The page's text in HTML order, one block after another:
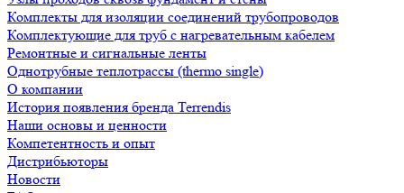
Комплекты для изоляции соединений трубопроводов
Комплектующие для труб с нагревательным кабелем
Ремонтные и сигнальные ленты
Однотрубные теплотрассы (thermo single)
О компании
История появления бренда Terrendis
Наши основы и ценности
Компетентность и опыт
Дистрибьюторы
Новости